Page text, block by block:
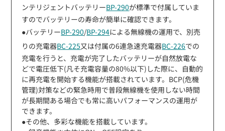
ンテリジェントバッテリーBP-290が標準で付属していま
すのでバッテリーの寿命が簡単に確認できます。
●バッテリーBP-290/BP-294による無線機の運用で、別売
りの充電器BC-225又は付属の6連急速充電器BC-226での
充電を行うと、充電が完了したバッテリーが自然放電な
どで電圧低下(凡そ充電容量の80%以下)した際に、自動的
に再充電を開始する機能が搭載されています。BCP(危機
管理)対策などの緊急時用で普段無線機を使用しない時間
が長期間ある場合でも常に高いパフォーマンスの運用が
できます。
●その他、多彩な機能を搭載しています。